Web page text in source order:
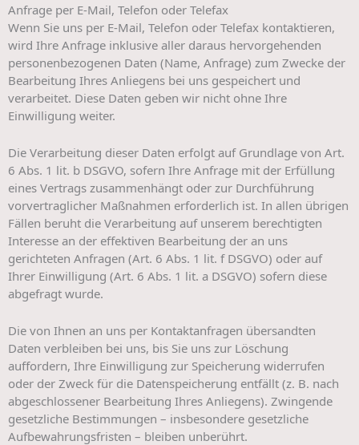
Anfrage per E-Mail, Telefon oder Telefax
Wenn Sie uns per E-Mail, Telefon oder Telefax kontaktieren,
wird Ihre Anfrage inklusive aller daraus hervorgehenden
personenbezogenen Daten (Name, Anfrage) zum Zwecke der
Bearbeitung Ihres Anliegens bei uns gespeichert und
verarbeitet. Diese Daten geben wir nicht ohne Ihre
Einwilligung weiter.
Die Verarbeitung dieser Daten erfolgt auf Grundlage von Art.
6 Abs. 1 lit. b DSGVO, sofern Ihre Anfrage mit der Erfüllung
eines Vertrags zusammenhängt oder zur Durchführung
vorvertraglicher Maßnahmen erforderlich ist. In allen übrigen
Fällen beruht die Verarbeitung auf unserem berechtigten
Interesse an der effektiven Bearbeitung der an uns
gerichteten Anfragen (Art. 6 Abs. 1 lit. f DSGVO) oder auf
Ihrer Einwilligung (Art. 6 Abs. 1 lit. a DSGVO) sofern diese
abgefragt wurde.
Die von Ihnen an uns per Kontaktanfragen übersandten
Daten verbleiben bei uns, bis Sie uns zur Löschung
auffordern, Ihre Einwilligung zur Speicherung widerrufen
oder der Zweck für die Datenspeicherung entfällt (z. B. nach
abgeschlossener Bearbeitung Ihres Anliegens). Zwingende
gesetzliche Bestimmungen – insbesondere gesetzliche
Aufbewahrungsfristen – bleiben unberührt.